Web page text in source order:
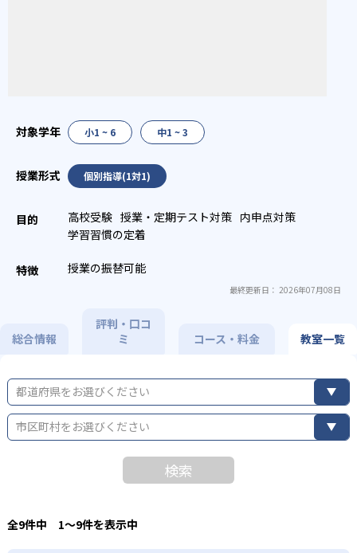
小1 ~ 6 中1 ~ 3
個別指導(1対1)
高校受験 授業・定期テスト対策 内申点対策
学習習慣の定着
授業の振替可能
最終更新日： 2026年07月08日
総合情報
評判・口コ
ミ
コース・料金 教室一覧
都道府県をお選びください
市区町村をお選びください
検索
全9件中 1〜9件を表示中